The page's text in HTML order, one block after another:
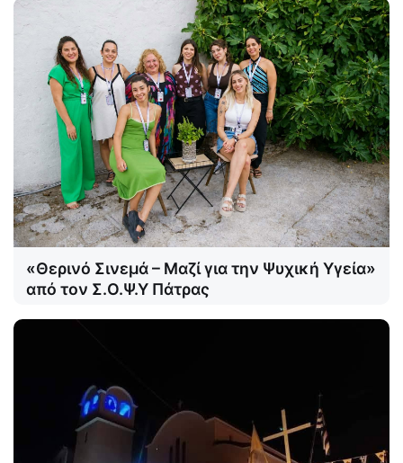
«Θερινό Σινεμά – Μαζί για την Ψυχική Υγεία»
από τον Σ.Ο.Ψ.Υ Πάτρας